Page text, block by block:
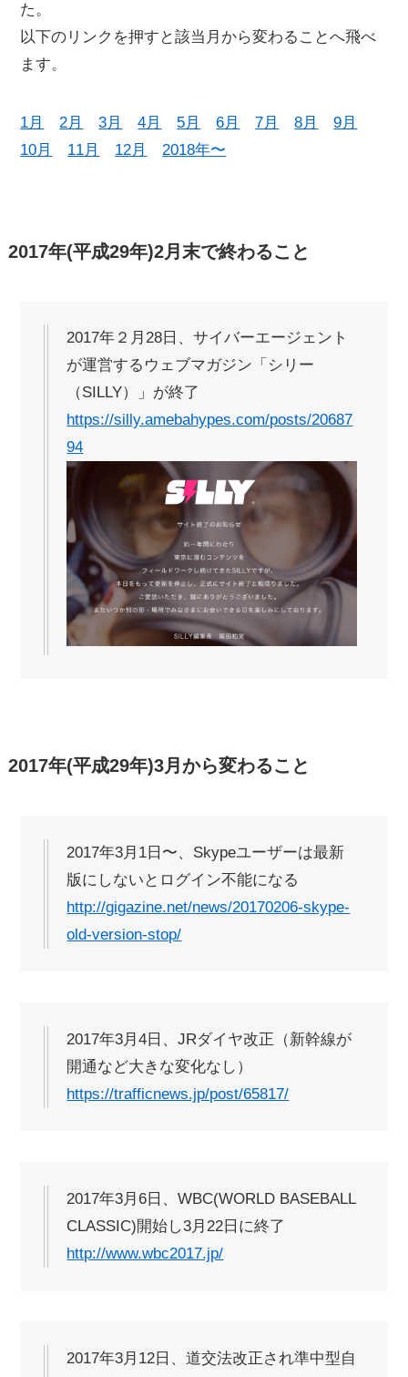
た。
以下のリンクを押すと該当月から変わることへ飛べ
ます。
1月 2月 3月 4月 5月 6月 7月 8月
9月
10月
11月 12月 2018年〜
2017年(平成29年)2月末で終わること
2017年２月28日、サイバーエージェント
が運営するウェブマガジン「シリー
（SILLY）」が終了
https://silly.amebahypes.com/posts/20687
94
2017年(平成29年)3月から変わること
2017年3月1日〜、Skypeユーザーは最新
版にしないとログイン不能になる
http://gigazine.net/news/20170206-skype-
old-version-stop/
2017年3月4日、JRダイヤ改正（新幹線が
開通など大きな変化なし）
https://trafficnews.jp/post/65817/
2017年3月6日、WBC(WORLD BASEBALL
CLASSIC)開始し3月22日に終了
http://www.wbc2017.jp/
2017年3月12日、道交法改正され準中型自